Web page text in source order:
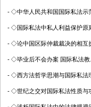
- ◇中华人民共和国国际私法示
- ◇国际私法中私人利益保护原
- ◇论中国区际仲裁裁决的相互
- ◇毕业后不会办案 国际私法教
- ◇西方法哲学思潮与国际私法
- ◇世纪之交对国际私法性质与